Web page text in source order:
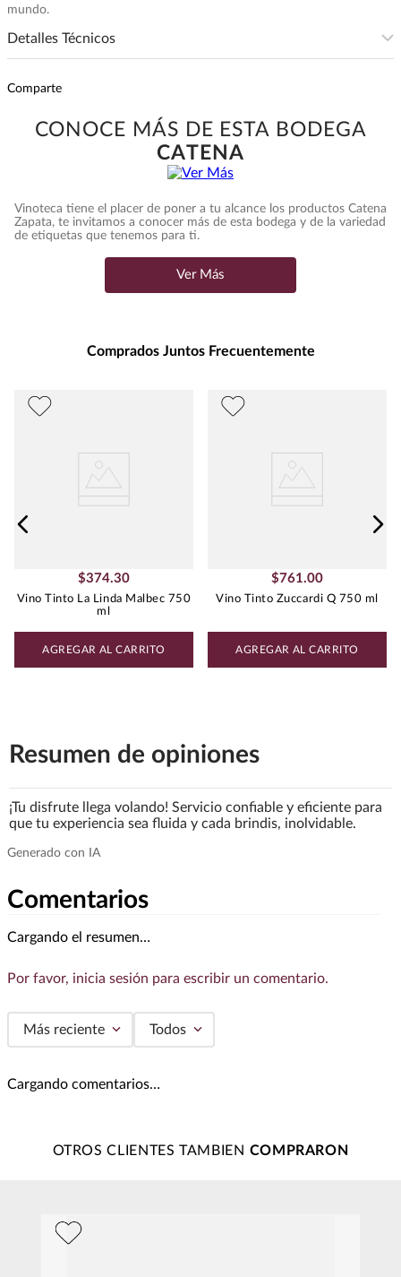
mundo.
Detalles Técnicos
Ecommerce Tipo Orgánico
Intensidad :
ALTA
750
MILILITRO
Peso: 0.75
Comparte
CONOCE MÁS DE ESTA BODEGA
CATENA
Vinoteca tiene el placer de poner a tu alcance los productos Catena
Zapata, te invitamos a conocer más de esta bodega y de la variedad
de etiquetas que tenemos para ti.
Ver Más
Comprados Juntos Frecuentemente
$374.30
Vino Tinto La Linda Malbec 750
ml
AGREGAR AL CARRITO
$761.00
Vino Tinto Zuccardi Q 750 ml
AGREGAR AL CARRITO
Resumen de opiniones
¡Tu disfrute llega volando! Servicio confiable y eficiente para
que tu experiencia sea fluida y cada brindis, inolvidable.
Comentarios
Cargando el resumen…
Por favor, inicia sesión para escribir un comentario.
Más reciente Todos
Cargando comentarios…
OTROS CLIENTES TAMBIEN